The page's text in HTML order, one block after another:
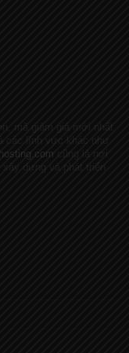
mã giảm giá mới nhất
các lĩnh vực khác như
cũng là nơi
dựng và phát triển